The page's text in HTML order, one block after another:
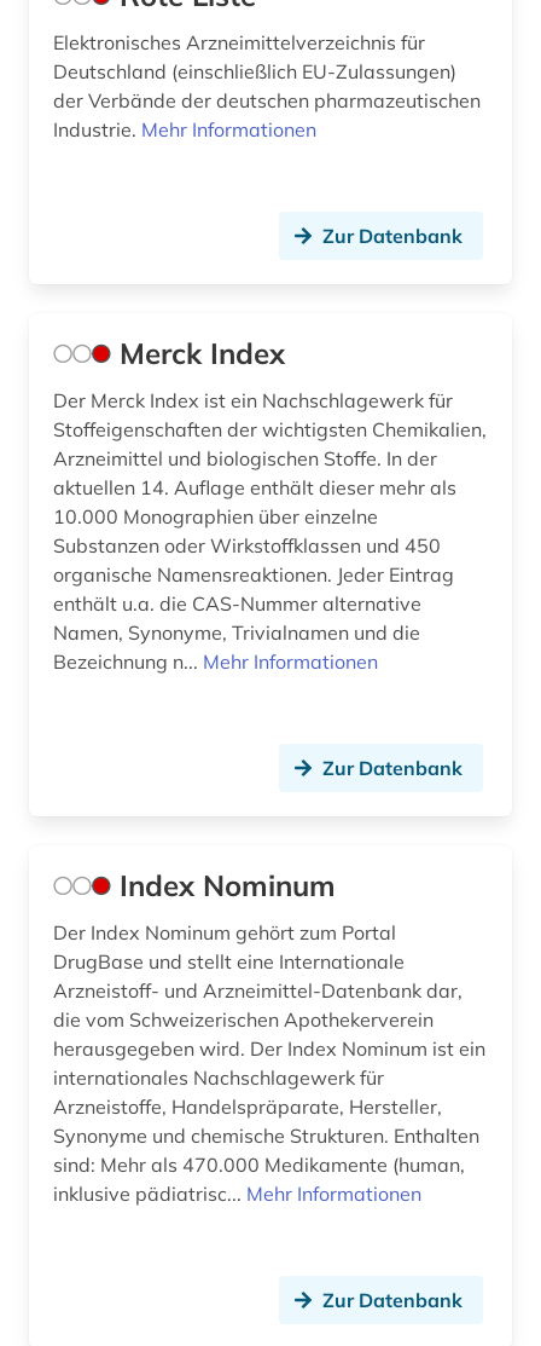
Elektronisches Arzneimittelverzeichnis für
Deutschland (einschließlich EU-Zulassungen)
der Verbände der deutschen pharmazeutischen
Industrie. Mehr Informationen
Zur Datenbank
Merck Index
Der Merck Index ist ein Nachschlagewerk für
Stoffeigenschaften der wichtigsten Chemikalien,
Arzneimittel und biologischen Stoffe. In der
aktuellen 14. Auflage enthält dieser mehr als
10.000 Monographien über einzelne
Substanzen oder Wirkstoffklassen und 450
organische Namensreaktionen. Jeder Eintrag
enthält u.a. die CAS-Nummer alternative
Namen, Synonyme, Trivialnamen und die
Bezeichnung n... Mehr Informationen
Zur Datenbank
Index Nominum
Der Index Nominum gehört zum Portal
DrugBase und stellt eine Internationale
Arzneistoff- und Arzneimittel-Datenbank dar,
die vom Schweizerischen Apothekerverein
herausgegeben wird. Der Index Nominum ist ein
internationales Nachschlagewerk für
Arzneistoffe, Handelspräparate, Hersteller,
Synonyme und chemische Strukturen. Enthalten
sind: Mehr als 470.000 Medikamente (human,
inklusive pädiatrisc... Mehr Informationen
Zur Datenbank